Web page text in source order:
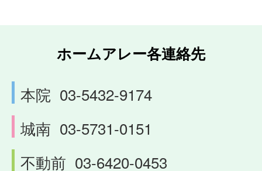
ホームアレー各連絡先
本院 03-5432-9174
城南 03-5731-0151
不動前 03-6420-0453